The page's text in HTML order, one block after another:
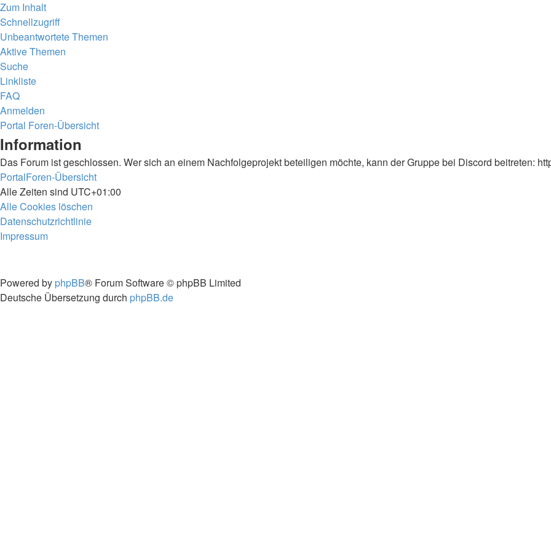
Zum Inhalt
Schnellzugriff
Unbeantwortete Themen
Aktive Themen
Suche
Linkliste
FAQ
Anmelden
Portal Foren-Übersicht
Suche
Information
Das Forum ist geschlossen. Wer sich an einem Nachfolgeprojekt beteiligen möchte, kann der Gruppe bei Discord beitreten:
PortalForen-Übersicht
Alle Zeiten sind UTC+01:00
Alle Cookies löschen
Datenschutzrichtlinie
Impressum
Powered by phpBB® Forum Software © phpBB Limited
Deutsche Übersetzung durch phpBB.de